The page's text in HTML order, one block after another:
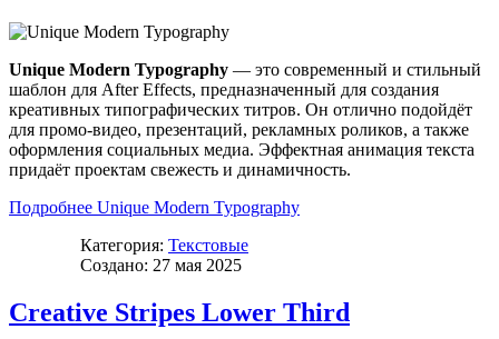
Unique Modern Typography — это современный и стильный
шаблон для After Effects, предназначенный для создания
креативных типографических титров. Он отлично подойдёт
для промо-видео, презентаций, рекламных роликов, а также
оформления социальных медиа. Эффектная анимация текста
придаёт проектам свежесть и динамичность.
Подробнее Unique Modern Typography
Категория: Текстовые
Создано: 27 мая 2025
Creative Stripes Lower Third